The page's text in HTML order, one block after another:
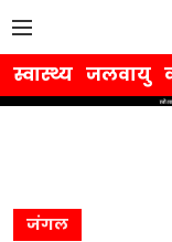
स्वास्थ्य जलवायु
जंगल